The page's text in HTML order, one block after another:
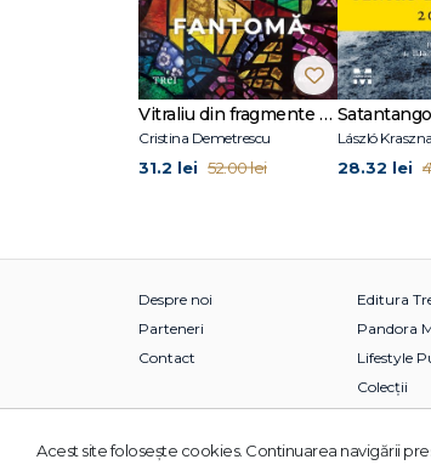
Vitraliu din fragmente de fantomă
Cristina Demetrescu
31.2 lei 52.00 lei
Satantango
László
28.32 lei
Despre noi
Parteneri
Contact
Editura
Pandora
Lifestyle
Colecții
© 2026 Grupul Editorial TREI. Toate
Acest site foloseşte cookies. Continuarea navigării